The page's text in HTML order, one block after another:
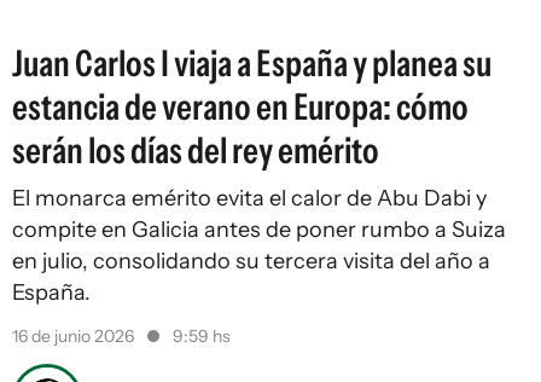
Juan Carlos I viaja a España y planea su
estancia de verano en Europa: cómo
serán los días del rey emérito
El monarca emérito evita el calor de Abu Dabi y
compite en Galicia antes de poner rumbo a Suiza
en julio, consolidando su tercera visita del año a
España.
16 de junio 2026 9:59 hs